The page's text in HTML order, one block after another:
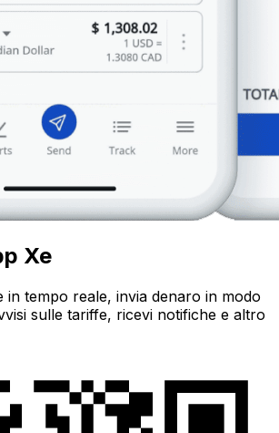
Xe
in tempo reale, invia denaro in modo
sulle tariffe, ricevi notifiche e altro